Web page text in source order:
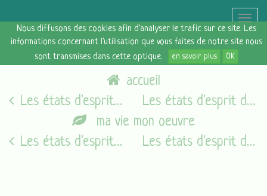
Nous diffusons des cookies afin d'analyser le trafic sur ce site. Les
informations concernant l'utilisation que vous faites de notre site nous
sont transmises dans cette optique.
en savoir plus OK
Toggle
accueil
Les états d'esprit du vendredi [09/11/18]
Les états d'esprit du vendredi [16/11/18]
ma vie mon oeuvre
Les états d'esprit du vendredi [05/08/16]
Les états d'esprit du vendredi [16/11/18]